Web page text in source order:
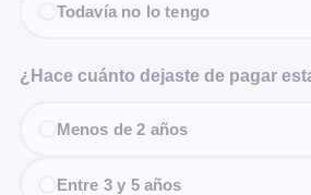
Todavía no lo tengo
¿Hace cuánto dejaste de pagar
Menos de 2 años
Entre 3 y 5 años